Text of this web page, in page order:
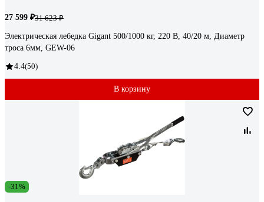
27 599 ₽31 623 ₽
Электрическая лебедка Gigant 500/1000 кг, 220 В, 40/20 м, Диаметр
троса 6мм, GEW-06
4.4(50)
В корзину
-31%